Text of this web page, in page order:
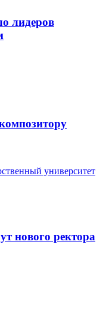
лидеров
университет
нового ректора